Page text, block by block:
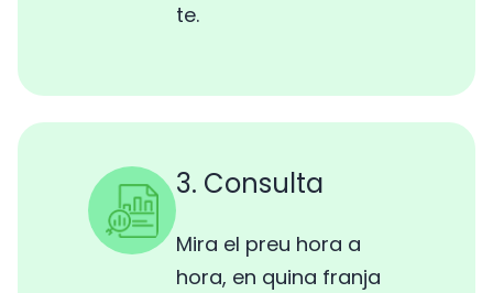
te.
3. Consulta
Mira el preu hora a
hora, en quina franja